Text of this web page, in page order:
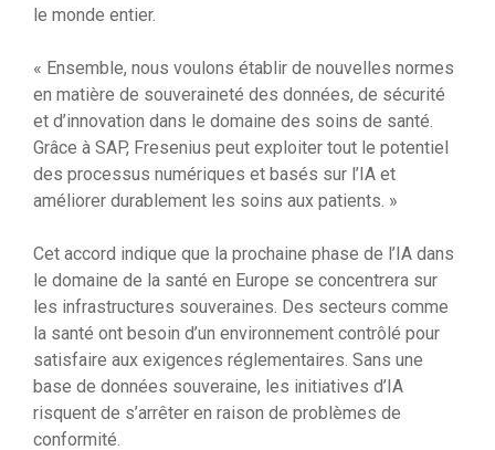
le monde entier.
« Ensemble, nous voulons établir de nouvelles normes
en matière de souveraineté des données, de sécurité
et d’innovation dans le domaine des soins de santé.
Grâce à SAP, Fresenius peut exploiter tout le potentiel
des processus numériques et basés sur l’IA et
améliorer durablement les soins aux patients. »
Cet accord indique que la prochaine phase de l’IA dans
le domaine de la santé en Europe se concentrera sur
les infrastructures souveraines. Des secteurs comme
la santé ont besoin d’un environnement contrôlé pour
satisfaire aux exigences réglementaires. Sans une
base de données souveraine, les initiatives d’IA
risquent de s’arrêter en raison de problèmes de
conformité.